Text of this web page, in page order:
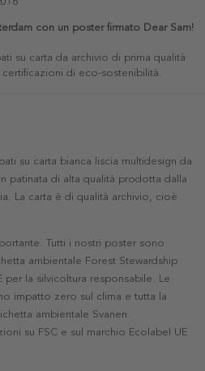
con un poster firmato Dear Sam!
su carta da archivio di prima qualità
di eco-sostenibilità.
su carta bianca liscia multidesign da
patinata di alta qualità prodotta dalla
La carta è di qualità archivio, cioè
Tutti i nostri poster sono
ambientale Forest Stewardship
per la silvicoltura responsabile. Le
impatto zero sul clima e tutta la
ambientale Svanen.
su FSC e sul marchio Ecolabel UE